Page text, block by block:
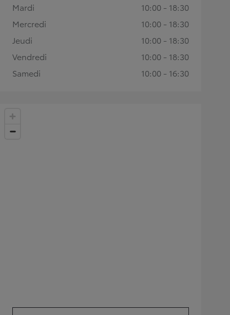
Mardi
10:00 - 18:30
Mercredi
10:00 - 18:30
Jeudi
10:00 - 18:30
Vendredi
10:00 - 18:30
Samedi
10:00 - 16:30